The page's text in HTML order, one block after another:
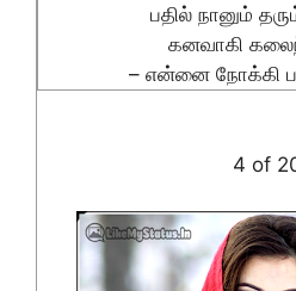
பதில் நானும்
கனவாகி
– என்னை நோக்கி
4 of